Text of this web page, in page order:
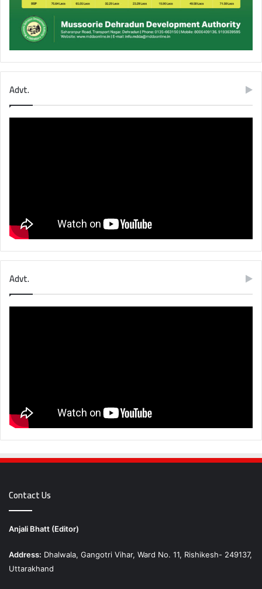
Advt.
Advt.
Contact Us
Anjali Bhatt (Editor)
Address: Dhalwala, Gangotri Vihar, Ward No. 11, Rishikesh- 249137,
Uttarakhand